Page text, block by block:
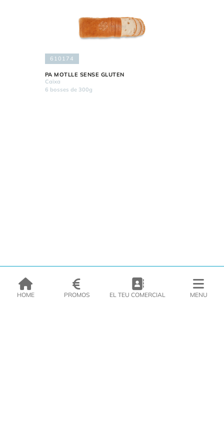
610174
PA MOTLLE SENSE GLUTEN
Caixa
6 bosses de 300g
HOME PROMOS EL TEU COMERCIAL MENU